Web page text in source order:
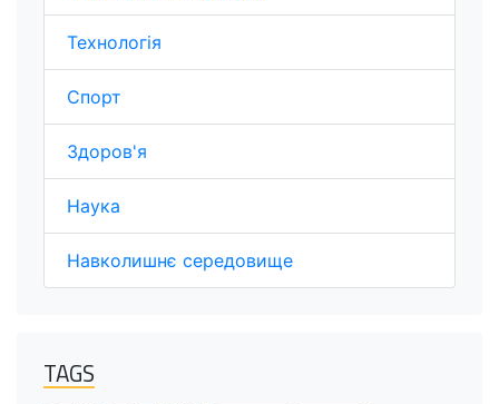
Технологія
Спорт
Здоров'я
Наука
Навколишнє середовище
TAGS